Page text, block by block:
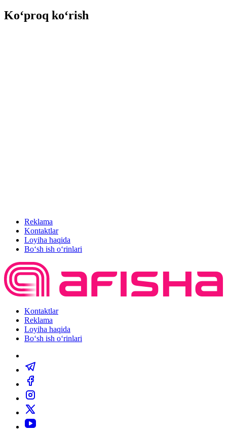
Ko‘proq ko‘rish
Reklama
Kontaktlar
Loyiha haqida
Bo‘sh ish o‘rinlari
Kontaktlar
Reklama
Loyiha haqida
Bo‘sh ish o‘rinlari